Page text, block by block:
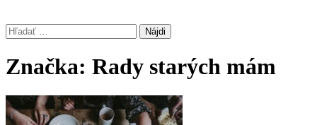
Hľadať:
Značka: Rady starých mám